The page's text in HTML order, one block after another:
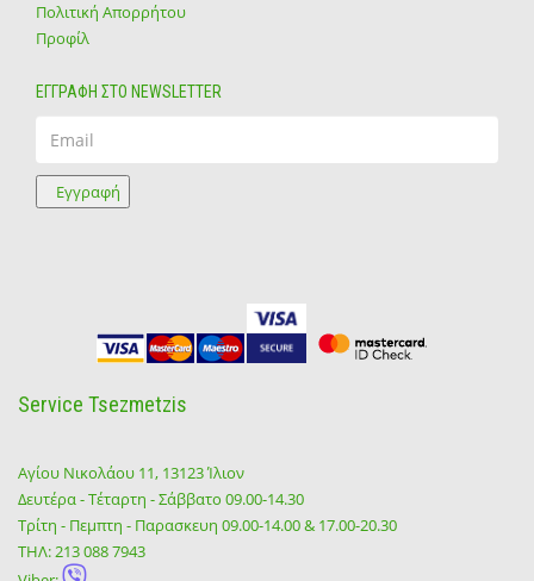
Πολιτική Απορρήτου
Προφίλ
ΕΓΓΡΑΦΗ ΣΤΟ NEWSLETTER
Εγγραφή
Service Tsezmetzis
Αγίου Νικολάου 11, 13123 Ίλιον
Δευτέρα - Τέταρτη - Σάββατο 09.00-14.30
Τρίτη - Πεμπτη - Παρασκευη 09.00-14.00 & 17.00-20.30
ΤΗΛ:213 088 7943